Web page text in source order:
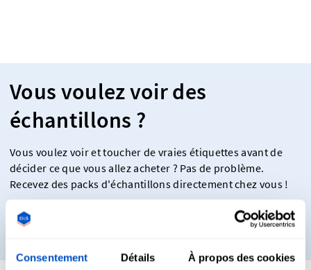
Consentement Détails À propos des cookies
Vous voulez voir des
échantillons ?
Vous voulez voir et toucher de vraies étiquettes avant de
décider ce que vous allez acheter ? Pas de problème.
Recevez des packs d'échantillons directement chez vous !